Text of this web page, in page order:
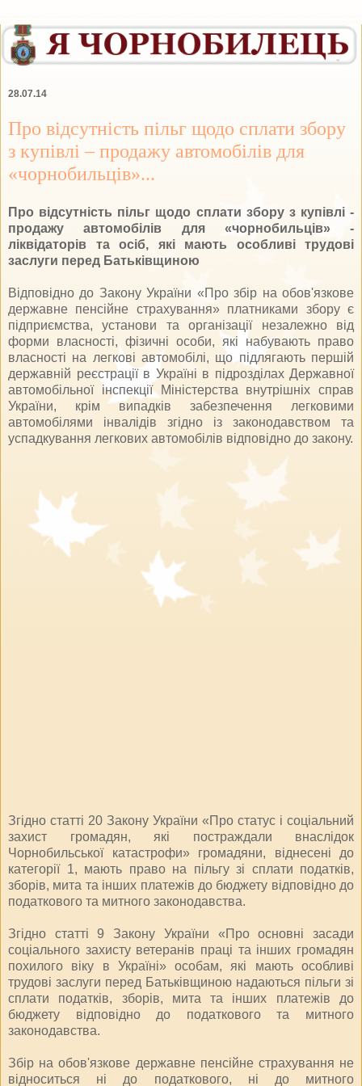
28.07.14
Про відсутність пільг щодо сплати збору
з купівлі – продажу автомобілів для
«чорнобильців»...
Про відсутність пільг щодо сплати збору з купівлі -
продажу автомобілів для «чорнобильців» -
ліквідаторів та осіб, які мають особливі трудові
заслуги перед Батьківщиною
Відповідно до Закону України «Про збір на обов'язкове
державне пенсійне страхування» платниками збору є
підприємства, установи та організації незалежно від
форми власності, фізичні особи, які набувають право
власності на легкові автомобілі, що підлягають першій
державній реєстрації в Україні в підрозділах Державної
автомобільної інспекції Міністерства внутрішніх справ
України, крім випадків забезпечення легковими
автомобілями інвалідів згідно із законодавством та
успадкування легкових автомобілів відповідно до закону.
Згідно статті 20 Закону України «Про статус і соціальний
захист громадян, які постраждали внаслідок
Чорнобильської катастрофи» громадяни, віднесені до
категорії 1, мають право на пільгу зі сплати податків,
зборів, мита та інших платежів до бюджету відповідно до
податкового та митного законодавства.
Згідно статті 9 Закону України «Про основні засади
соціального захисту ветеранів праці та інших громадян
похилого віку в Україні» особам, які мають особливі
трудові заслуги перед Батьківщиною надаються пільги зі
сплати податків, зборів, мита та інших платежів до
бюджету відповідно до податкового та митного
законодавства.
Збір на обов'язкове державне пенсійне страхування не
відноситься ні до податкового, ні до митного